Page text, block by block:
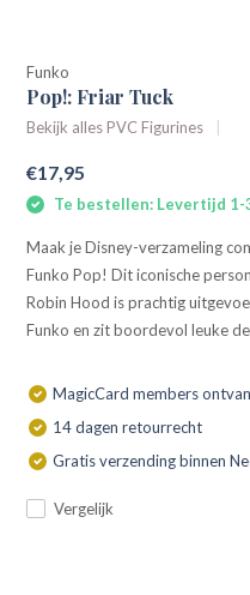
Funko
Pop!: Friar Tuck
Bekijk alles PVC Figurines
€17,95
Te bestellen: Levertijd 1-
Maak je Disney-verzameling
Funko Pop! Dit iconische
Robin Hood is prachtig
Funko en zit boordevol leuke
MagicCard members
14 dagen retourrecht
Gratis verzending binnen
Vergelijk